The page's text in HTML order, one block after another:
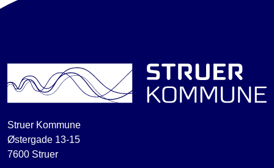
Struer Kommune
Østergade 13-15
7600 Struer